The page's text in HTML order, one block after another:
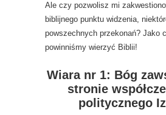
Ale czy pozwolisz mi
biblijnego punktu widzenia,
powszechnych przekonań? Jako
powinniśmy wierzyć Biblii!
Wiara nr 1: Bóg
stronie
politycznego